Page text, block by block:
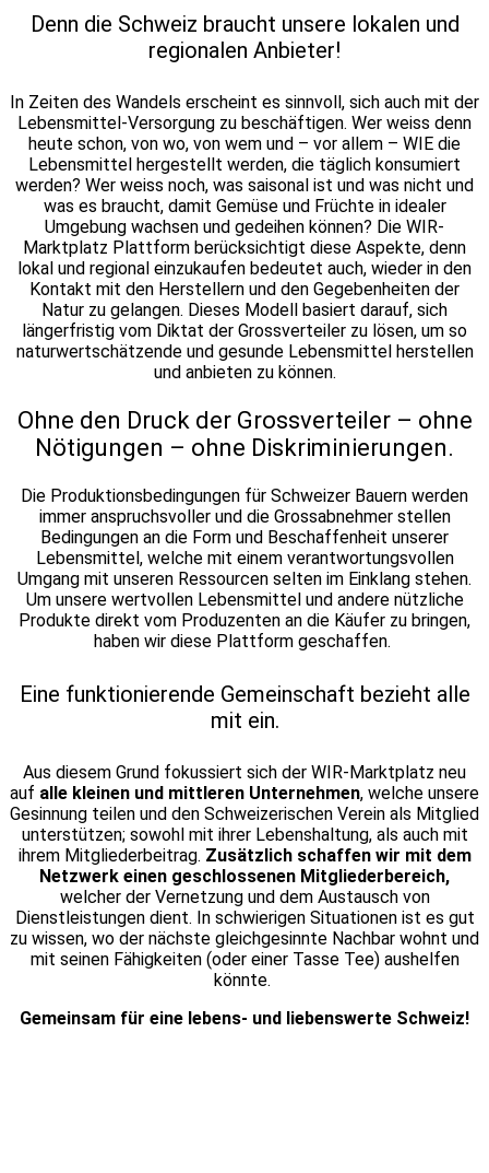
Denn die Schweiz braucht unsere lokalen und
regionalen Anbieter!
In Zeiten des Wandels erscheint es sinnvoll, sich auch mit der
Lebensmittel-Versorgung zu beschäftigen. Wer weiss denn
heute schon, von wo, von wem und – vor allem – WIE die
Lebensmittel hergestellt werden, die täglich konsumiert
werden? Wer weiss noch, was saisonal ist und was nicht und
was es braucht, damit Gemüse und Früchte in idealer
Umgebung wachsen und gedeihen können? Die WIR-
Marktplatz Plattform berücksichtigt diese Aspekte, denn
lokal und regional einzukaufen bedeutet auch, wieder in den
Kontakt mit den Herstellern und den Gegebenheiten der
Natur zu gelangen. Dieses Modell basiert darauf, sich
längerfristig vom Diktat der Grossverteiler zu lösen, um so
naturwertschätzende und gesunde Lebensmittel herstellen
und anbieten zu können.
Ohne den Druck der Grossverteiler – ohne
Nötigungen – ohne Diskriminierungen.
Die Produktionsbedingungen für Schweizer Bauern werden
immer anspruchsvoller und die Grossabnehmer stellen
Bedingungen an die Form und Beschaffenheit unserer
Lebensmittel, welche mit einem verantwortungsvollen
Umgang mit unseren Ressourcen selten im Einklang stehen.
Um unsere wertvollen Lebensmittel und andere nützliche
Produkte direkt vom Produzenten an die Käufer zu bringen,
haben wir diese Plattform geschaffen.
Eine funktionierende Gemeinschaft bezieht alle
mit ein.
Aus diesem Grund fokussiert sich der WIR-Marktplatz neu
auf alle kleinen und mittleren Unternehmen, welche unsere
Gesinnung teilen und den Schweizerischen Verein als Mitglied
unterstützen; sowohl mit ihrer Lebenshaltung, als auch mit
ihrem Mitgliederbeitrag. Zusätzlich schaffen wir mit dem
Netzwerk einen geschlossenen Mitgliederbereich,
welcher der Vernetzung und dem Austausch von
Dienstleistungen dient. In schwierigen Situationen ist es gut
zu wissen, wo der nächste gleichgesinnte Nachbar wohnt und
mit seinen Fähigkeiten (oder einer Tasse Tee) aushelfen
könnte.
Gemeinsam für eine lebens- und liebenswerte Schweiz!